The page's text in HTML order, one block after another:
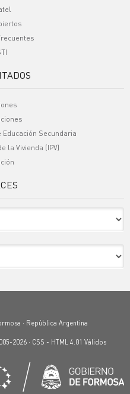
Secundaria
la Vivienda (IPV)
· República Argentina
2026 · CSS - HTML 4.01 Válidos